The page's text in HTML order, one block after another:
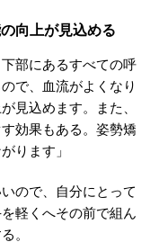
向上が見込める
部にあるすべての呼
で、血流がよくなり
見込めます。また、
効果もある。姿勢矯
ります」
ので、自分にとって
軽くへその前で組ん
。